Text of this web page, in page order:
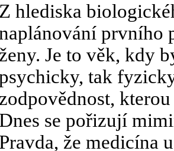
Z hlediska
prvního
ženy. Je to věk, kdy
tak
zodpovědnost,
Dnes se pořizují
Pravda, že medicína